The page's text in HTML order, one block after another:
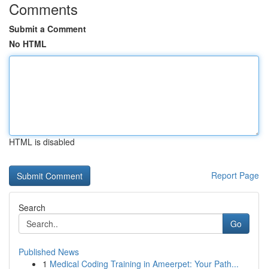
Comments
Submit a Comment
No HTML
HTML is disabled
Report Page
Search
Go
Published News
1 Medical Coding Training in Ameerpet: Your Path...